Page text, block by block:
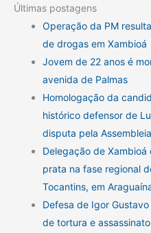
Últimas postagens
Operação da PM
de drogas em Xambioá
Jovem de 22 anos é
avenida de Palmas
Homologação da
histórico defensor de
disputa pela
Delegação de
prata na fase regional
Tocantins, em
Defesa de Igor
de tortura e